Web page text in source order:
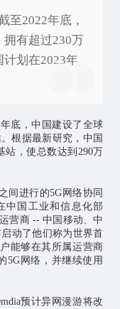
至2022年底，
有超过230万
划在2023年
底，中国建设了全球
根据最新研究，中国
站，使总数达到290万
间进行的5G网络协同
中国工业和信息化部
营商 -- 中国移动、中
动了他们称为世界首
能够在其所属运营商
5G网络，并继续使用
预计异网漫游将改